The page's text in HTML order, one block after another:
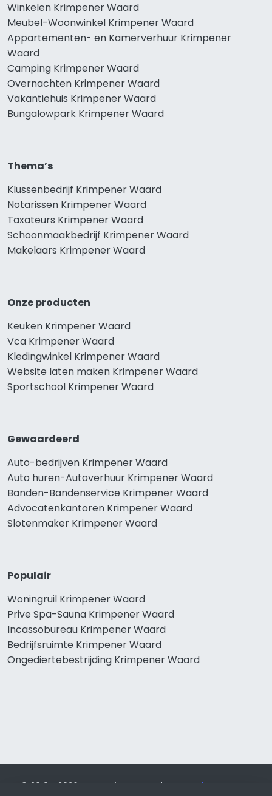
Winkelen Krimpener Waard
Meubel-Woonwinkel Krimpener Waard
Appartementen- en Kamerverhuur Krimpener
Waard
Camping Krimpener Waard
Overnachten Krimpener Waard
Vakantiehuis Krimpener Waard
Bungalowpark Krimpener Waard
Thema’s
Klussenbedrijf Krimpener Waard
Notarissen Krimpener Waard
Taxateurs Krimpener Waard
Schoonmaakbedrijf Krimpener Waard
Makelaars Krimpener Waard
Onze producten
Keuken Krimpener Waard
Vca Krimpener Waard
Kledingwinkel Krimpener Waard
Website laten maken Krimpener Waard
Sportschool Krimpener Waard
Gewaardeerd
Auto-bedrijven Krimpener Waard
Auto huren-Autoverhuur Krimpener Waard
Banden-Bandenservice Krimpener Waard
Advocatenkantoren Krimpener Waard
Slotenmaker Krimpener Waard
Populair
Woningruil Krimpener Waard
Prive Spa-Sauna Krimpener Waard
Incassobureau Krimpener Waard
Bedrijfsruimte Krimpener Waard
Ongediertebestrijding Krimpener Waard
© 2019 - 2026 Realisatie en SEO door SEO-bureau
Lion